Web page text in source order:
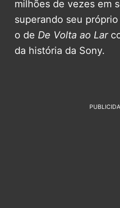
milhões de vezes em
superando seu
o de De Volta ao Lar
da história da Sony.